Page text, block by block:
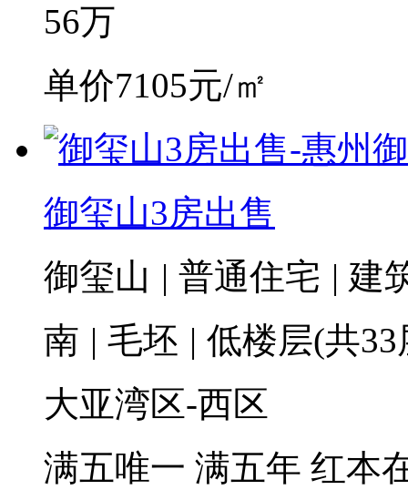
56万
单价7105元/㎡
御玺山3房出售
御玺山 | 普通住宅 | 建
南 | 毛坯 | 低楼层(共
大亚湾区-西区
满五唯一 满五年 红本